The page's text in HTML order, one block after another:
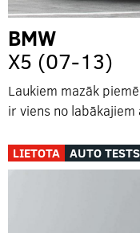
BMW
X5 (07-13)
Laukiem mazāk
ir viens no
LIETOTA AUTO TESTS